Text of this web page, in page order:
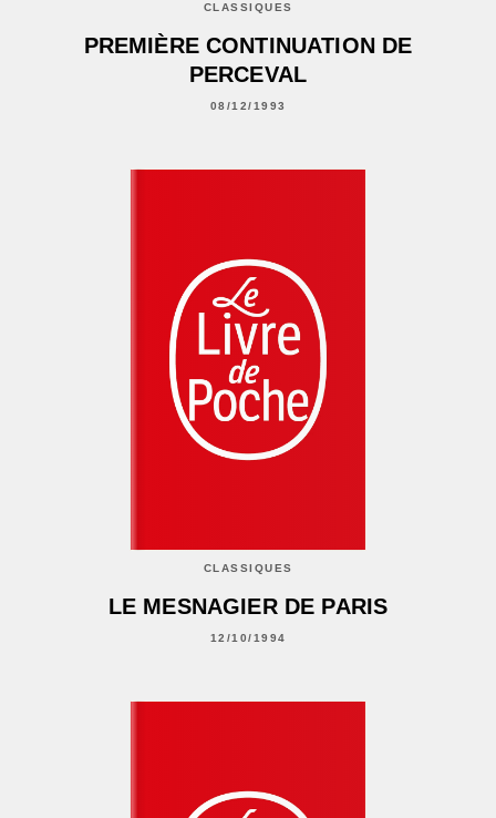
CLASSIQUES
PREMIÈRE CONTINUATION DE
PERCEVAL
08/12/1993
CLASSIQUES
LE MESNAGIER DE PARIS
12/10/1994